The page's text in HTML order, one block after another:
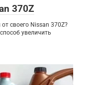
370Z
своего Nissan 370Z?
увеличить